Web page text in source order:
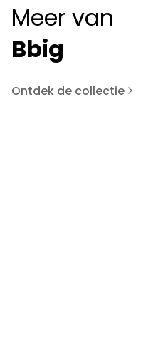
Meer van
Bbig
Ontdek de collectie